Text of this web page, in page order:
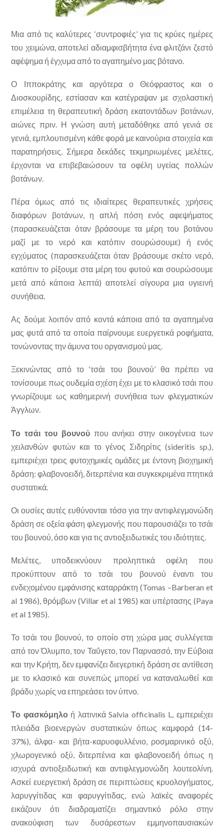
Μια από τις καλύτερες ‘συντροφιές’ για τις κρύες ημέρες
του χειμώνα, αποτελεί αδιαμφισβήτητα ένα φλιτζάνι ζεστό
αφέψημα ή έγχυμα από το αγαπημένο μας βότανο.
Ο Ιπποκράτης και αργότερα ο Θεόφραστος και ο
Διοσκουρίδης, εστίασαν και κατέγραψαν με σχολαστική
επιμέλεια τη θεραπευτική δράση εκατοντάδων βοτάνων,
αιώνες πριν. Η γνώση αυτή μεταδόθηκε από γενιά σε
γενιά, εμπλουτισμένη κάθε φορά με καινούρια στοιχεία και
παρατηρήσεις. Σήμερα δεκάδες τεκμηριωμένες μελέτες,
έρχονται να επιβεβαιώσουν τα οφέλη υγείας πολλών
βοτάνων.
Πέρα όμως από τις ιδιαίτερες θεραπευτικές χρήσεις
διαφόρων βοτάνων, η απλή πόση ενός αφεψήματος
(παρασκευάζεται όταν βράσουμε τα μέρη του βοτάνου
μαζί με το νερό και κατόπιν σουρώσουμε) ή ενός
εγχύματος (παρασκευάζεται όταν βράσουμε σκέτο νερό,
κατόπιν το ρίξουμε στα μέρη του φυτού και σουρώσουμε
μετά από κάποια λεπτά) αποτελεί σίγουρα μια υγιεινή
συνήθεια.
Ας δούμε λοιπόν από κοντά κάποια από τα αγαπημένα
μας φυτά από τα οποία παίρνουμε ευεργετικά ροφήματα,
τονώνοντας την άμυνα του οργανισμού μας.
Ξεκινώντας από το ‘τσάι του βουνού’ θα πρέπει να
τονίσουμε πως ουδεμία σχέση έχει με το κλασικό τσάι που
γνωρίζουμε ως καθημερινή συνήθεια των φλεγματικών
Άγγλων.
Το τσάι του βουνούπου ανήκει στην οικογένεια των
χειλανθών φυτών και το γένος Σιδηρίτις (sideritis sp.),
εμπεριέχει τρεις φυτοχηµικές οµάδες με έντονη βιοχημική
δράση: φλαβονοειδή, διτερπένια και συγκεκριμένα πτητικά
συστατικά.
Οι ουσίες αυτές ευθύνονται τόσο για την αντιφλεγμονώδη
δράση σε οξεία φάση φλεγμονής που παρουσιάζει το τσάι
του βουνού, όσο και για τις αντιοξειδωτικές του ιδιότητες.
Μελέτες, υποδεικνύουν προληπτικά οφέλη που
προκύπτουν από το τσάι του βουνού έναντι του
ενδεχομένου εμφάνισης καταρράκτη (Tomas –Barberan et
al 1986), θρόμβων (Villar et al 1985) και υπέρτασης (Paya
et al 1985).
Το τσάι του βουνού, το οποίο στη χώρα μας συλλέγεται
από τον Όλυμπο, τον Ταΰγετο, τον Παρνασσό, την Εύβοια
και την Κρήτη, δεν εμφανίζει διεγερτική δράση σε αντίθεση
με το κλασικό και συνεπώς μπορεί να καταναλωθεί και
βράδυ χωρίς να επηρεάσει τον ύπνο.
Το φασκόμηλο ή λατινικά Salvia officinalis L, εμπεριέχει
πλειάδα βιοενεργών συστατικών όπως καμφορά (14-
37%), άλφα- και βήτα-καρυοφυλλένιο, ροσμαρινικό οξύ,
χλωρογενικό οξύ, διτερπένια και φλαβονοειδή όπως η
ισχυρά αντιοξειδωτική και αντιφλεγμονώδη λουτεολίνη.
Ασκεί ευεργετική δράση σε περιπτώσεις κρυολογήματος,
λαρυγγίτιδας και φαρυγγίτιδας, ενώ λαϊκές αναφορές
εικάζουν ότι διαδραματίζει σημαντικό ρόλο στην
ανακούφιση των δυσάρεστων εμμηνοπαυσιακών